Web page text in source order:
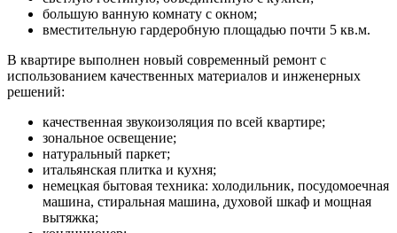
большую ванную комнату с окном;
вместительную гардеробную площадью почти 5 кв.м.
В квартире выполнен новый современный ремонт с
использованием качественных материалов и инженерных
решений:
качественная звукоизоляция по всей квартире;
зональное освещение;
натуральный паркет;
итальянская плитка и кухня;
немецкая бытовая техника: холодильник, посудомоечная
машина, стиральная машина, духовой шкаф и мощная
вытяжка;